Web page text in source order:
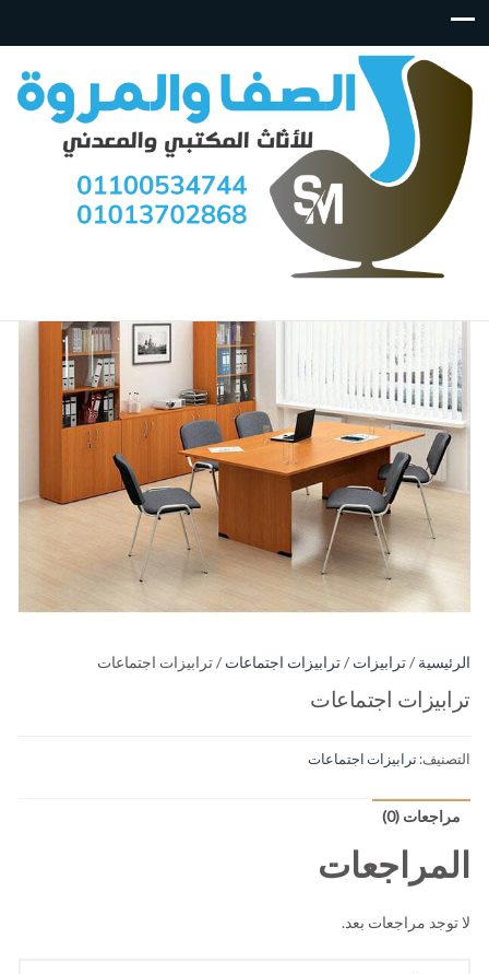
الرئيسية /ترابيزات /ترابيزات اجتماعات / ترابيزات اجتماعات
ترابيزات اجتماعات
التصنيف:ترابيزات اجتماعات
مراجعات (0)
المراجعات
لا توجد مراجعات بعد.